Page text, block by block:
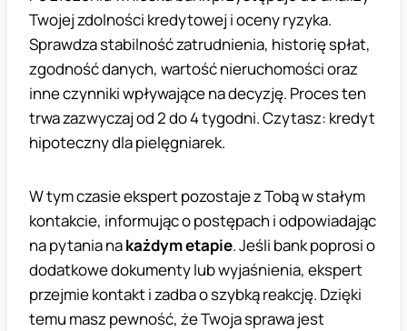
Twojej zdolności kredytowej i oceny ryzyka.
Sprawdza stabilność zatrudnienia, historię spłat,
zgodność danych, wartość nieruchomości oraz
inne czynniki wpływające na decyzję. Proces ten
trwa zazwyczaj od 2 do 4 tygodni. Czytasz: kredyt
hipoteczny dla pielęgniarek.
W tym czasie ekspert pozostaje z Tobą w stałym
kontakcie, informując o postępach i odpowiadając
na pytania nakażdym etapie. Jeśli bank poprosi o
dodatkowe dokumenty lub wyjaśnienia, ekspert
przejmie kontakt i zadba o szybką reakcję. Dzięki
temu masz pewność, że Twoja sprawa jest